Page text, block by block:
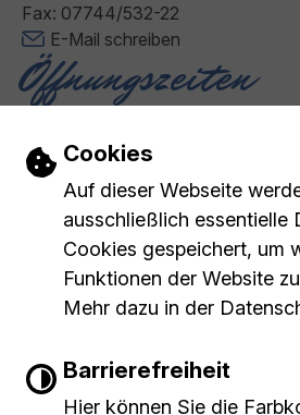
Einstellungen zu
Cookies
Auf dieser Webseite
ausschließlich essentielle
Cookies gespeichert, um
Funktionen der Website
Mehr dazu in der
Barrierefreiheit
Hier können Sie die
Fax: 07744/532-22
E-Mail schreiben
Öffnungszeiten
Montag - Freitag: 08:00 - 12:00
Impressum|Barrierefreiheit
Datenschutzerklärung
Leichte Sprache
Barrierefreie Ansicht